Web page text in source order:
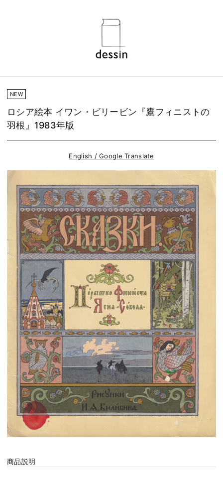
NEW
ロシア絵本 イワン・ビリービン『鷹フィニストの
羽根』1983年版
English / Google Translate
商品説明